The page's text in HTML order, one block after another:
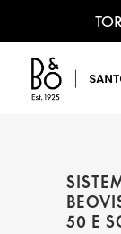
50 E